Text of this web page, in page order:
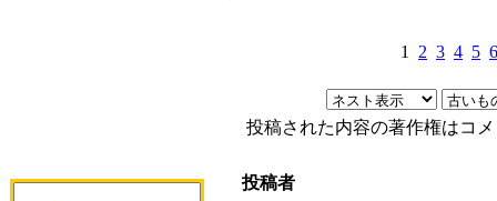
1 2 3 4 5 6
投稿された内容の著作権はコ
投稿者